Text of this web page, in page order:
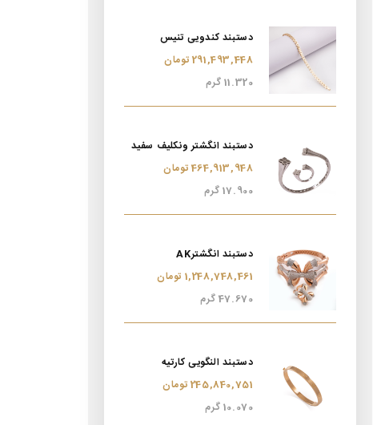
دستبند کندویی تنیس
291,493,448 تومان
11.320 گرم
دستبند انگشتر ونکلیف سفید
464,913,948 تومان
17.900 گرم
دستبند انگشترAK
1,248,748,461 تومان
47.670 گرم
دستبند النگویی کارتیه
245,840,751 تومان
10.070 گرم